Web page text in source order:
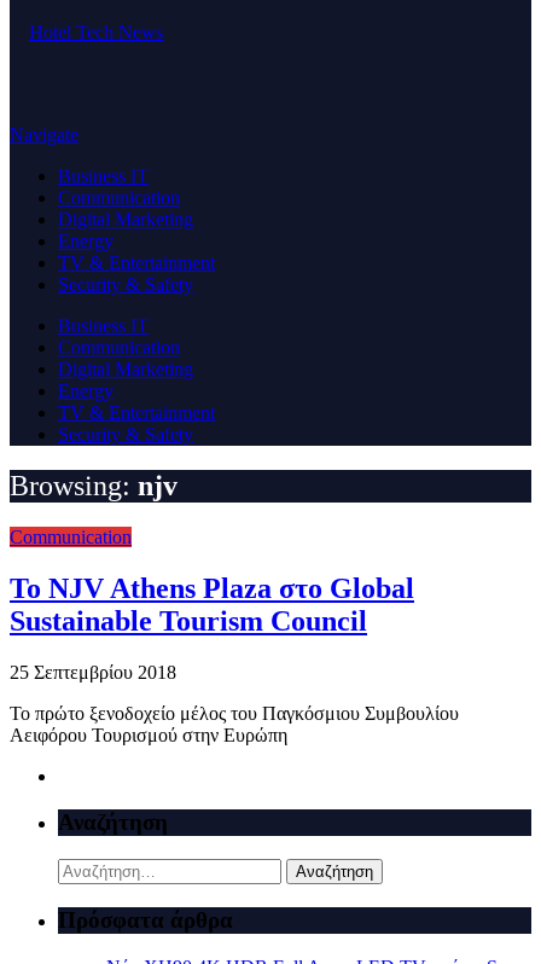
Navigate
Business IT
Communication
Digital Marketing
Energy
TV & Entertainment
Security & Safety
Business IT
Communication
Digital Marketing
Energy
TV & Entertainment
Security & Safety
Browsing: njv
Communication
To NJV Athens Plaza στο Global
Sustainable Tourism Council
25 Σεπτεμβρίου 2018
Το πρώτο ξενοδοχείο μέλος του Παγκόσμιου Συμβουλίου
Αειφόρου Τουρισμού στην Ευρώπη
Αναζήτηση
Αναζήτηση
για:
Πρόσφατα άρθρα